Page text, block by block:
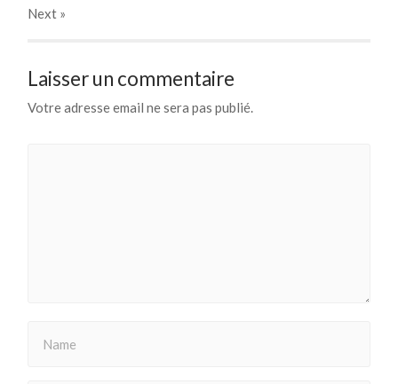
Next »
Laisser un commentaire
Votre adresse email ne sera pas publié.